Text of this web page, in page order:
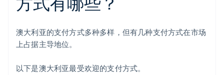
澳大利亚的支付方式多种多样，但有几种支付方式在市场
上占据主导地位。
以下是澳大利亚最受欢迎的支付方式。